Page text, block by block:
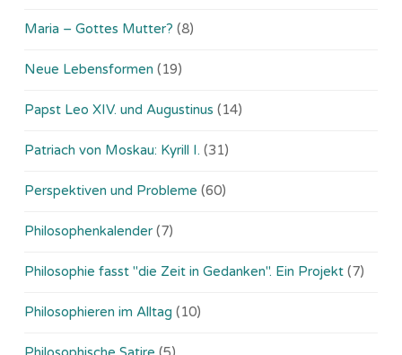
Maria – Gottes Mutter? (8)
Neue Lebensformen (19)
Papst Leo XIV. und Augustinus (14)
Patriach von Moskau: Kyrill I. (31)
Perspektiven und Probleme (60)
Philosophenkalender (7)
Philosophie fasst "die Zeit in Gedanken". Ein Projekt (7)
Philosophieren im Alltag (10)